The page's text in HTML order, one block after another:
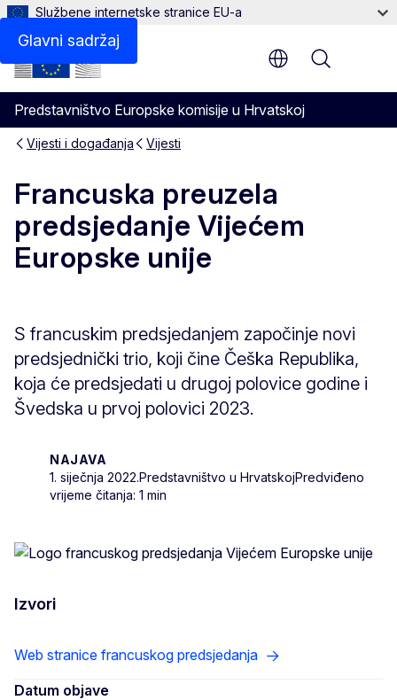
Glavni sadržaj
Službene internetske stranice EU-a
Predstavništvo Europske komisije u Hrvatskoj
Menu
Vijesti i događanja Vijesti
Francuska preuzela
predsjedanje Vijećem
Europske unije
S francuskim predsjedanjem započinje novi
predsjednički trio, koji čine Češka Republika,
koja će predsjedati u drugoj polovice godine i
Švedska u prvoj polovici 2023.
NAJAVA
1. siječnja 2022.Predstavništvo u HrvatskojPredviđeno
vrijeme čitanja: 1 min
Izvori
Web stranice francuskog predsjedanja
Datum objave